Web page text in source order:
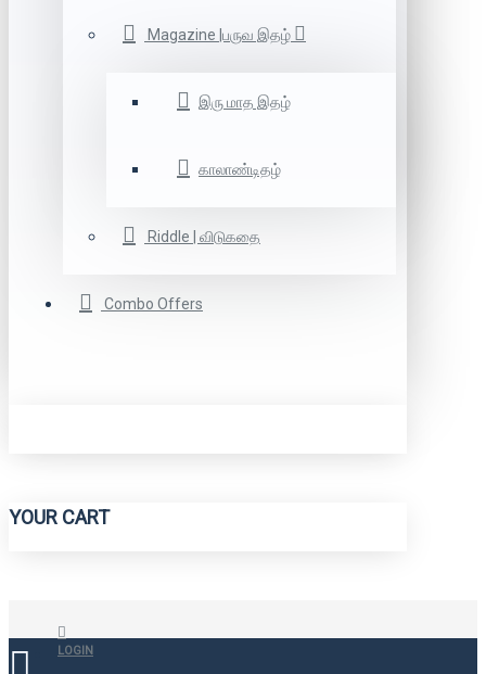
Magazine |பருவ இதழ்
இரு மாத இதழ்
காலாண்டிதழ்
Riddle | விடுகதை
Combo Offers
YOUR CART
LOGIN